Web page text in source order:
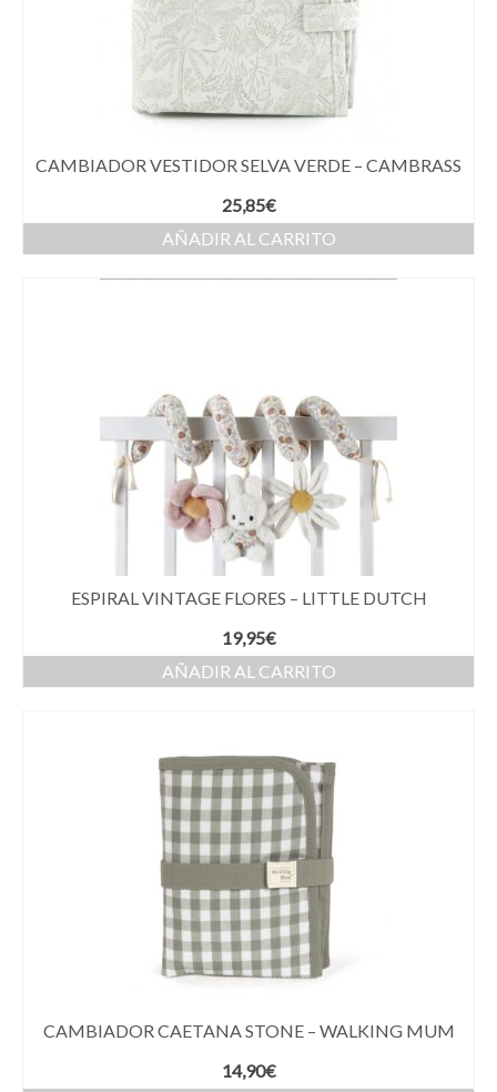
CAMBIADOR VESTIDOR SELVA VERDE – CAMBRASS
25,85€
AÑADIR AL CARRITO
ESPIRAL VINTAGE FLORES – LITTLE DUTCH
19,95€
AÑADIR AL CARRITO
CAMBIADOR CAETANA STONE – WALKING MUM
14,90€